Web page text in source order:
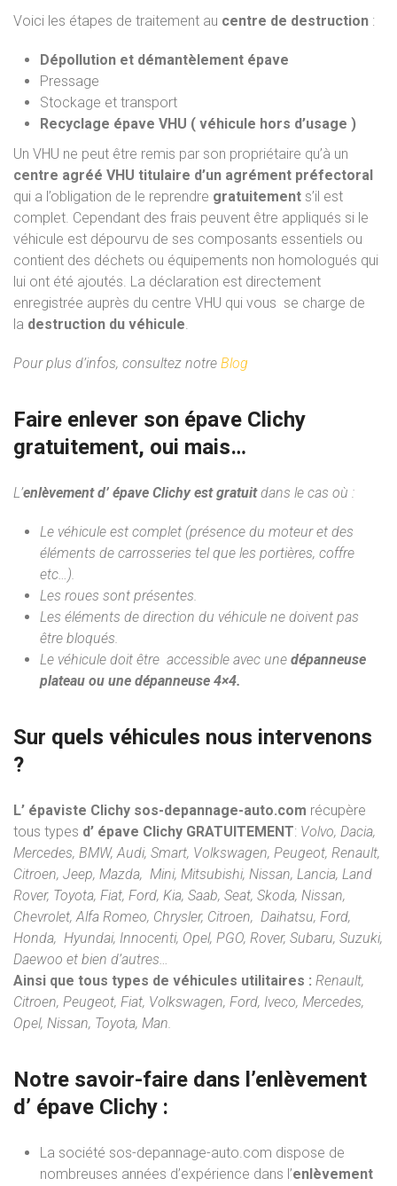
Voici les étapes de traitement au centre de destruction :
Dépollution et démantèlement épave
Pressage
Stockage et transport
Recyclage épave VHU ( véhicule hors d’usage )
Un VHU ne peut être remis par son propriétaire qu’à un
centre agréé VHU titulaire d’un agrément préfectoral
qui a l’obligation de le reprendre gratuitement s’il est
complet. Cependant des frais peuvent être appliqués si le
véhicule est dépourvu de ses composants essentiels ou
contient des déchets ou équipements non homologués qui
lui ont été ajoutés. La déclaration est directement
enregistrée auprès du centre VHU qui vous se charge de
la destruction du véhicule.
Pour plus d’infos, consultez notre Blog
Faire enlever son épave Clichy
gratuitement, oui mais…
L’enlèvement d’ épave Clichy est gratuitdans le cas où :
Le véhicule est complet (présence du moteur et des
éléments de carrosseries tel que les portières, coffre
etc…).
Les roues sont présentes.
Les éléments de direction du véhicule ne doivent pas
être bloqués.
Le véhicule doit être accessible avec une dépanneuse
plateau ou une dépanneuse 4×4.
Sur quels véhicules nous intervenons
?
L’ épaviste Clichy sos-depannage-auto.com récupère
tous types d’ épave Clichy GRATUITEMENT: Volvo, Dacia,
Mercedes, BMW, Audi, Smart, Volkswagen, Peugeot, Renault,
Citroen, Jeep, Mazda, Mini, Mitsubishi, Nissan, Lancia, Land
Rover, Toyota, Fiat, Ford, Kia, Saab, Seat, Skoda, Nissan,
Chevrolet, Alfa Romeo, Chrysler, Citroen, Daihatsu, Ford,
Honda, Hyundai, Innocenti, Opel, PGO, Rover, Subaru, Suzuki,
Daewoo et bien d’autres…
Ainsi que tous types de véhicules utilitaires : Renault,
Citroen, Peugeot, Fiat, Volkswagen, Ford, Iveco, Mercedes,
Opel, Nissan, Toyota, Man.
Notre savoir-faire dans l’enlèvement
d’ épave Clichy :
La société sos-depannage-auto.com dispose de
nombreuses années d’expérience dans l’enlèvement